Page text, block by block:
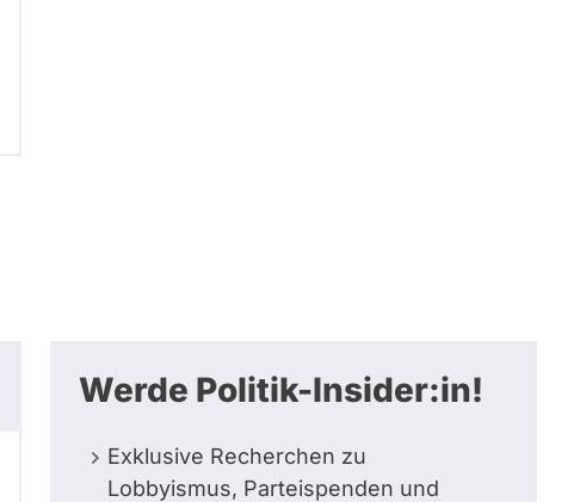
Werde Politik-Insider:in!
Exklusive Recherchen zu
Lobbyismus, Parteispenden und